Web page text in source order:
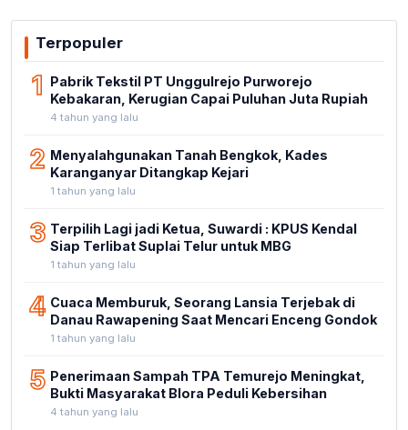
Terpopuler
1 Pabrik Tekstil PT Unggulrejo Purworejo
Kebakaran, Kerugian Capai Puluhan Juta Rupiah
4 tahun yang lalu
2 Menyalahgunakan Tanah Bengkok, Kades
Karanganyar Ditangkap Kejari
1 tahun yang lalu
3 Terpilih Lagi jadi Ketua, Suwardi : KPUS Kendal
Siap Terlibat Suplai Telur untuk MBG
1 tahun yang lalu
4 Cuaca Memburuk, Seorang Lansia Terjebak di
Danau Rawapening Saat Mencari Enceng Gondok
1 tahun yang lalu
5 Penerimaan Sampah TPA Temurejo Meningkat,
Bukti Masyarakat Blora Peduli Kebersihan
4 tahun yang lalu